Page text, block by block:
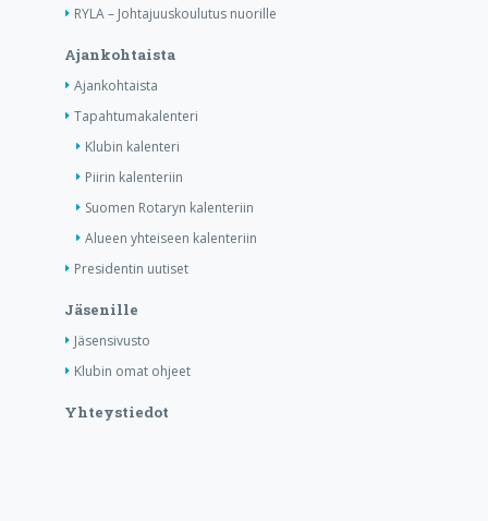
RYLA – Johtajuuskoulutus nuorille
Ajankohtaista
Ajankohtaista
Tapahtumakalenteri
Klubin kalenteri
Piirin kalenteriin
Suomen Rotaryn kalenteriin
Alueen yhteiseen kalenteriin
Presidentin uutiset
Jäsenille
Jäsensivusto
Klubin omat ohjeet
Yhteystiedot